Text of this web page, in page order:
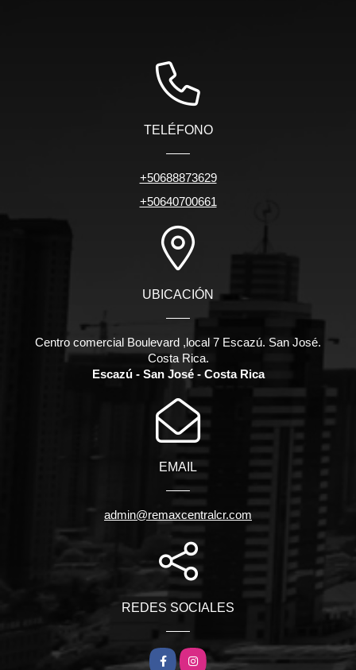
TELÉFONO
+50688873629
+50640700661
UBICACIÓN
Centro comercial Boulevard ,local 7 Escazú. San José.
Costa Rica.
Escazú - San José - Costa Rica
EMAIL
admin@remaxcentralcr.com
REDES SOCIALES
FacebookInstagram